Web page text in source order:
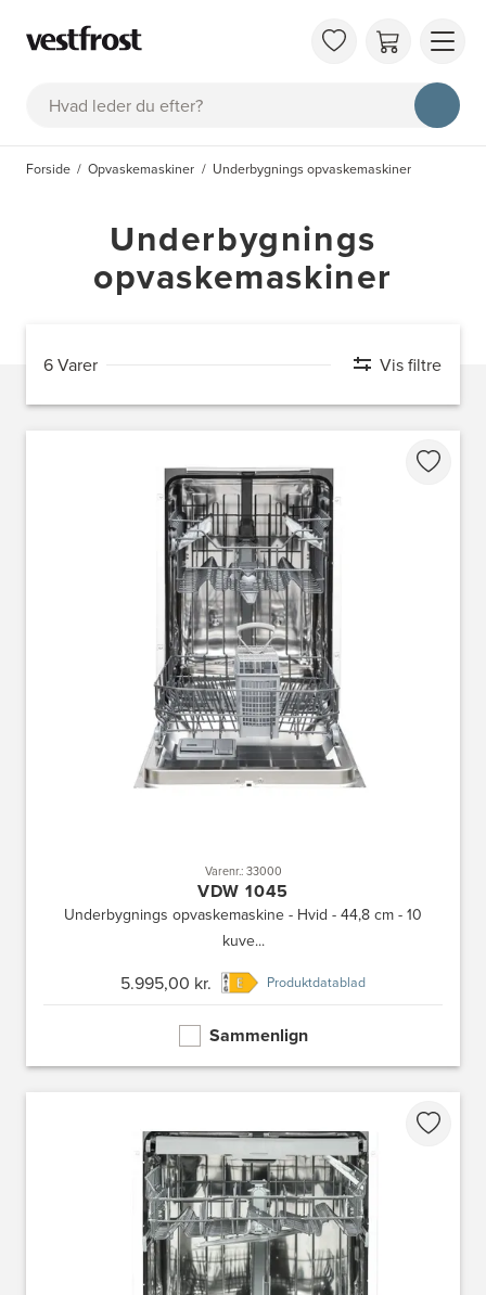
Søg
OM
Forside Opvaskemaskiner Underbygnings opvaskemaskiner
Underbygnings
opvaskemaskiner
6 Varer Vis filtre
Varenr.: 33000
VDW 1045
Underbygnings opvaskemaskine - Hvid - 44,8 cm - 10
kuve...
5.995,00 kr. Produktdatablad
Sammenlign